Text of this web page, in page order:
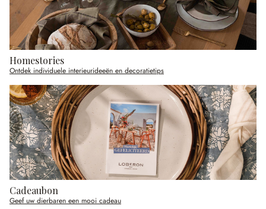
Homestories
Ontdek individuele interieurideeën en decoratietips
Cadeaubon
Geef uw dierbaren een mooi cadeau